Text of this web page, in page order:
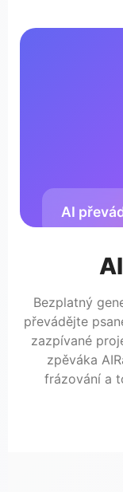
Bezplatný
převádějte
zazpívané
zpěváka
frázování a
AI